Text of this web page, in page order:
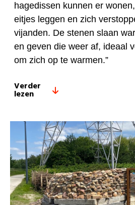
hagedissen kunnen er
eitjes leggen en zich
vijanden. De stenen slaan
en geven die weer af, ideaal
om zich op te warmen.”
Verder
lezen